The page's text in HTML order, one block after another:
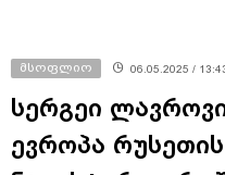
მსოფლიო 06.05.2025 /
სერგეი
ევროპა